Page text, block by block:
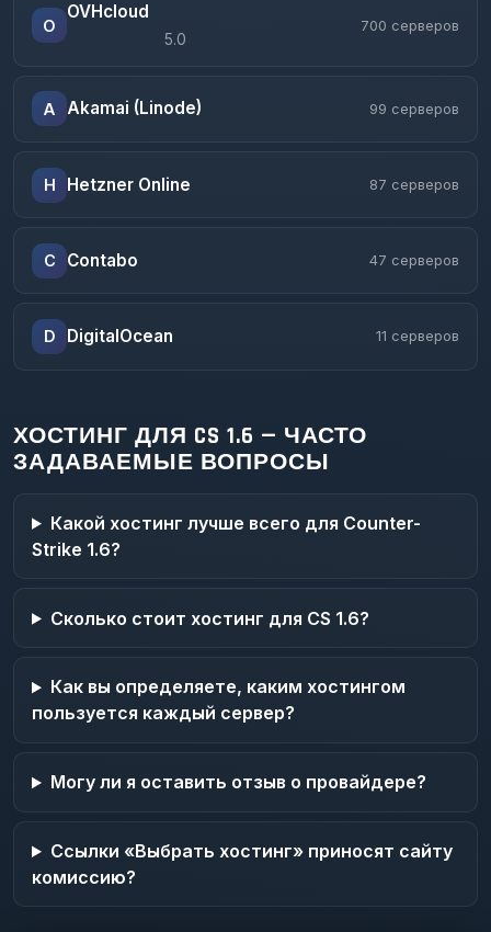
O
OVHcloud
5.0
700 серверов
A Akamai (Linode) 99 серверов
H Hetzner Online 87 серверов
C Contabo 47 серверов
D DigitalOcean 11 серверов
ХОСТИНГ ДЛЯ CS 1.6 — ЧАСТО
ЗАДАВАЕМЫЕ ВОПРОСЫ
Какой хостинг лучше всего для Counter-
Strike 1.6?
Сколько стоит хостинг для CS 1.6?
Как вы определяете, каким хостингом
пользуется каждый сервер?
Могу ли я оставить отзыв о провайдере?
Ссылки «Выбрать хостинг» приносят сайту
комиссию?